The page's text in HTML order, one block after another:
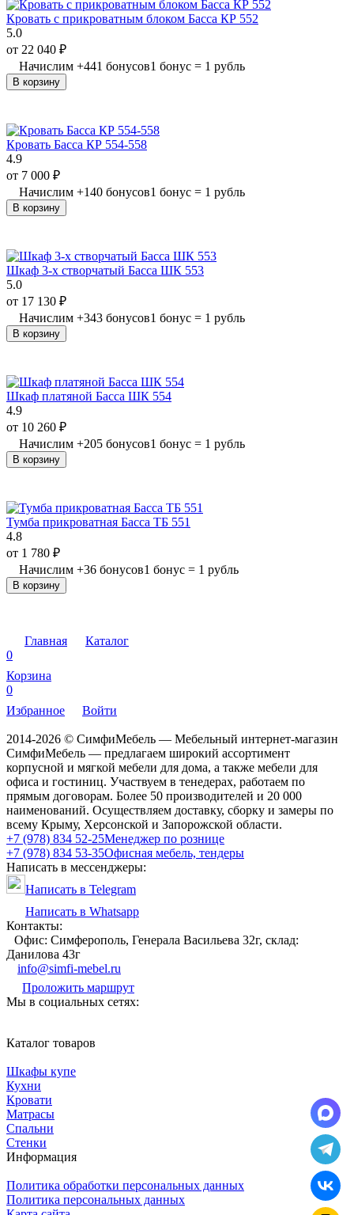
Кровать с прикроватным блоком Басса КР 552
5.0
от 22 040 ₽
Начислим +441 бонусов1 бонус = 1 рубль
В корзину
Кровать Басса КР 554-558
4.9
от 7 000 ₽
Начислим +140 бонусов1 бонус = 1 рубль
В корзину
Шкаф 3-х створчатый Басса ШК 553
5.0
от 17 130 ₽
Начислим +343 бонусов1 бонус = 1 рубль
В корзину
Шкаф платяной Басса ШК 554
4.9
от 10 260 ₽
Начислим +205 бонусов1 бонус = 1 рубль
В корзину
Тумба прикроватная Басса ТБ 551
4.8
от 1 780 ₽
Начислим +36 бонусов1 бонус = 1 рубль
В корзину
Главная
Каталог
0
Корзина
0
Избранное
Войти
2014-2026 © СимфиМебель — Мебельный интернет-магазин
СимфиМебель — предлагаем широкий ассортимент
корпусной и мягкой мебели для дома, а также мебели для
офиса и гостиниц. Участвуем в тенедерах, работаем по
прямым договорам. Более 50 производителей и 20 000
наименований. Осуществляем доставку, сборку и замеры по
всему Крыму, Херсонской и Запорожской области.
+7 (978) 834 52-25Менеджер по рознице
+7 (978) 834 53-35Офисная мебель, тендеры
Написать в мессенджеры:
Написать в Telegram
Написать в Whatsapp
Контакты:
Офис: Симферополь, Генерала Васильева 32г, склад:
Данилова 43г
info@simfi-mebel.ru
Проложить маршрут
Мы в социальных сетях:
Каталог товаров
Шкафы купе
Кухни
Кровати
Матрасы
Cпальни
Стенки
Информация
Политика обработки персональных данных
Политика персональных данных